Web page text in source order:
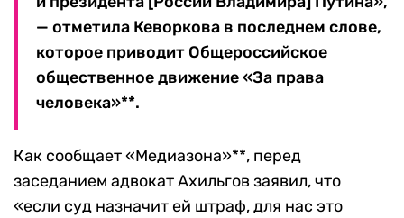
— отметила Кеворкова в последнем слове,
которое приводит Общероссийское
общественное движение «За права
человека»**.
Как сообщает «Медиазона»**, перед
заседанием адвокат Ахильгов заявил, что
«если суд назначит ей штраф, для нас это